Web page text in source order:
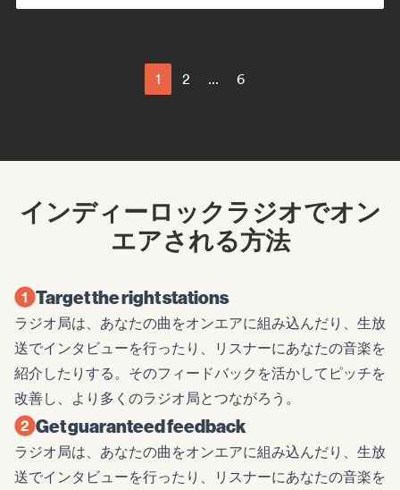
1 2 ... 6
インディーロックラジオでオン
エアされる方法
Target the right stations
ラジオ局は、あなたの曲をオンエアに組み込んだり、生放
送でインタビューを行ったり、リスナーにあなたの音楽を
紹介したりする。そのフィードバックを活かしてピッチを
改善し、より多くのラジオ局とつながろう。
Get guaranteed feedback
ラジオ局は、あなたの曲をオンエアに組み込んだり、生放
送でインタビューを行ったり、リスナーにあなたの音楽を